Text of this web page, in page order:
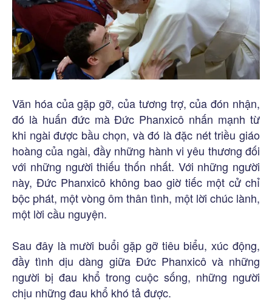
Văn hóa của gặp gỡ, của tương trợ, của đón nhận,
đó là huấn đức mà Đức Phanxicô nhấn mạnh từ
khi ngài được bầu chọn, và đó là đặc nét triều giáo
hoàng của ngài, đầy những hành vi yêu thương đối
với những người thiếu thốn nhất. Với những người
này, Đức Phanxicô không bao giờ tiếc một cử chỉ
bộc phát, một vòng ôm thân tình, một lời chúc lành,
một lời cầu nguyện.
Sau đây là mười buổi gặp gỡ tiêu biểu, xúc động,
đầy tình dịu dàng giữa Đức Phanxicô và những
người bị đau khổ trong cuộc sống, những người
chịu những đau khổ khó tả được.